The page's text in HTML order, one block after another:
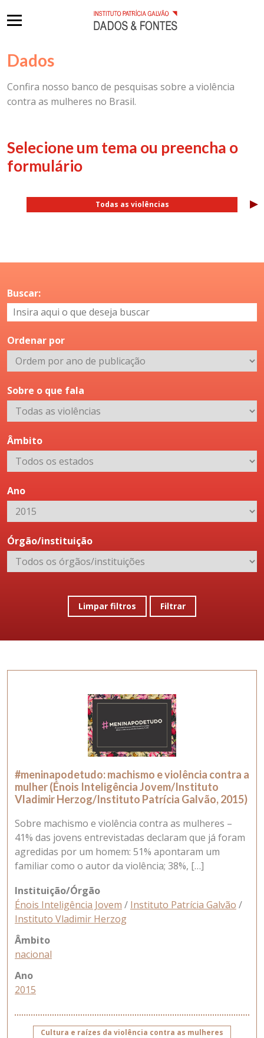
Dados
Confira nosso banco de pesquisas sobre a violência
contra as mulheres no Brasil.
Selecione um tema ou preencha o
formulário
▸
Todas as violências
Buscar:
Ordenar por
Sobre o que fala
Âmbito
Ano
Órgão/instituição
Limpar filtros Filtrar
#meninapodetudo: machismo e violência contra a
mulher (Énois Inteligência Jovem/Instituto
Vladimir Herzog/Instituto Patrícia Galvão, 2015)
Sobre machismo e violência contra as mulheres –
41% das jovens entrevistadas declaram que já foram
agredidas por um homem: 51% apontaram um
familiar como o autor da violência; 38%, […]
Instituição/Órgão
Énois Inteligência Jovem / Instituto Patrícia Galvão /
Instituto Vladimir Herzog
Âmbito
nacional
Ano
2015
Cultura e raízes da violência contra as mulheres